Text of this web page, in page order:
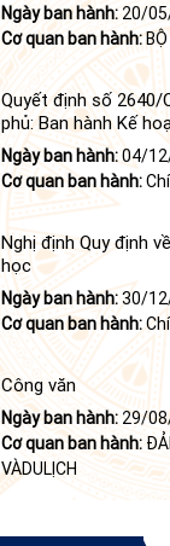
Ngày ban hành: 20/
Cơ quan ban hành:
Quyết định số
phủ: Ban hành Kế
luận số 84-KL/TW
Bộ Chính trị tiếp tục
NQ/TW ngày 16
(khóa X) về "tiếp tục
nghệ thuật trong
Ngày ban hành:04/
Cơ quan ban hành:
Nghị định Quy định
học
Ngày ban hành:30/
Cơ quan ban hành:
Công văn
Ngày ban hành: 29/
Cơ quan ban hành:
VÀDULỊCH